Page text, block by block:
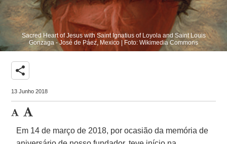
Sacred Heart of Jesus with Saint Ignatius of Loyola and Saint Louis
Gonzaga - José de Páez, Mexico | Foto: Wikimedia Commons
share
13 Junho 2018
Em 14 de março de 2018, por ocasião da memória de